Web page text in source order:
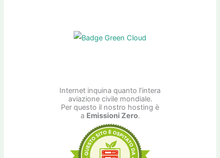
Internet inquina quanto l’intera
aviazione civile mondiale.
Per questo il nostro hosting è
a Emissioni Zero.